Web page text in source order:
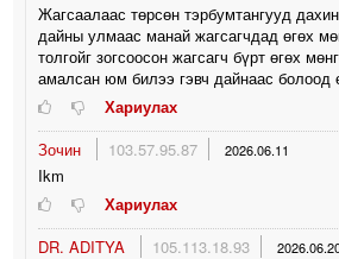
Жагсаалаас төрсөн тэрбумтангууд
дайны улмаас манай жагсагчдад өгөх
толгойг зогсоосон жагсагч бүрт өгөх
амалсан юм билээ гэвч дайнаас болоод
Хариулах
Зочин
103.57.95.87 2026.06.11
Ikm
Хариулах
DR. ADITYA
105.113.18.93